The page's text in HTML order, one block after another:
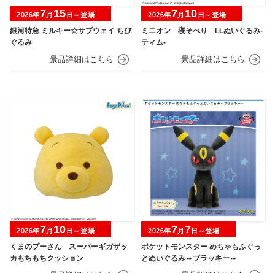
銀河特急 ミルキー☆サブウェイ ちび
ぐるみ
2026年7月 15 日～登場
ミニオン 寝そべり LLぬいぐるみ‐
ティム‐
2026年7月 10 日～登場
くまのプーさん スーパーギガザッ
カもちもちクッション
2026年7月 10 日～登場
ポケットモンスター めちゃもふぐっ
とぬいぐるみ～ブラッキー～
2026年7月 7日～登場